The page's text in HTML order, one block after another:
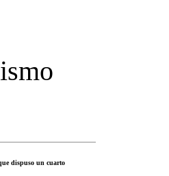
dispuso un cuarto